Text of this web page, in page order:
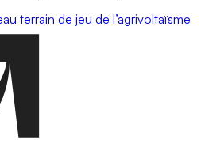
terrain de jeu de l’agrivoltaïsme